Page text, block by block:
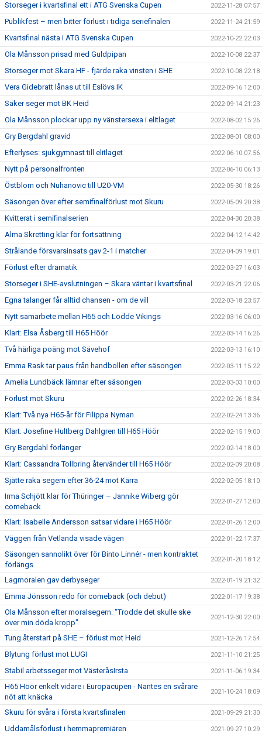
Storseger i kvartsfinal ett i ATG Svenska Cupen 2022-11-28 07:57
Publikfest – men bitter förlust i tidiga seriefinalen 2022-11-24 21:59
Kvartsfinal nästa i ATG Svenska Cupen 2022-10-22 22:03
Ola Månsson prisad med Guldpipan 2022-10-08 22:37
Storseger mot Skara HF - fjärde raka vinsten i SHE 2022-10-08 22:18
Vera Gidebratt lånas ut till Eslövs IK 2022-09-16 12:00
Säker seger mot BK Heid 2022-09-14 21:23
Ola Månsson plockar upp ny vänstersexa i elitlaget 2022-08-02 15:26
Gry Bergdahl gravid 2022-08-01 08:00
Efterlyses: sjukgymnast till elitlaget 2022-06-10 07:56
Nytt på personalfronten 2022-06-10 06:13
Östblom och Nuhanovic till U20-VM 2022-05-30 18:26
Säsongen över efter semifinalförlust mot Skuru 2022-05-09 20:38
Kvitterat i semifinalserien 2022-04-30 20:38
Alma Skretting klar för fortsättning 2022-04-12 14:42
Strålande försvarsinsats gav 2-1 i matcher 2022-04-09 19:01
Förlust efter dramatik 2022-03-27 16:03
Storseger i SHE-avslutningen – Skara väntar i kvartsfinal 2022-03-21 22:06
Egna talanger får alltid chansen - om de vill 2022-03-18 23:57
Nytt samarbete mellan H65 och Lödde Vikings 2022-03-16 06:00
Klart: Elsa Åsberg till H65 Höör 2022-03-14 16:26
Två härliga poäng mot Sävehof 2022-03-13 16:10
Emma Rask tar paus från handbollen efter säsongen 2022-03-11 15:22
Amelia Lundbäck lämnar efter säsongen 2022-03-03 10:00
Förlust mot Skuru 2022-02-26 18:34
Klart: Två nya H65-år för Filippa Nyman 2022-02-24 13:36
Klart: Josefine Hultberg Dahlgren till H65 Höör 2022-02-15 19:00
Gry Bergdahl förlänger 2022-02-14 18:00
Klart: Cassandra Tollbring återvänder till H65 Höör 2022-02-09 20:08
Sjätte raka segern efter 36-24 mot Kärra 2022-02-05 18:10
Irma Schjött klar för Thüringer – Jannike Wiberg gör
comeback
2022-01-27 12:00
Klart: Isabelle Andersson satsar vidare i H65 Höör 2022-01-26 12:00
Väggen från Vetlanda visade vägen 2022-01-22 17:37
Säsongen sannolikt över för Binto Linnér - men kontraktet
förlängs
2022-01-20 18:12
Lagmoralen gav derbyseger 2022-01-19 21:32
Emma Jönsson redo för comeback (och debut) 2022-01-17 19:38
Ola Månsson efter moralsegern: "Trodde det skulle ske
över min döda kropp"
2021-12-30 22:00
Tung återstart på SHE – förlust mot Heid 2021-12-26 17:54
Blytung förlust mot LUGI 2021-11-10 21:25
Stabil arbetsseger mot VästeråsIrsta 2021-11-06 19:34
H65 Höör enkelt vidare i Europacupen - Nantes en svårare
nöt att knäcka
2021-10-24 18:09
Skuru för svåra i första kvartsfinalen 2021-09-29 21:30
Uddamålsförlust i hemmapremiären 2021-09-27 10:29